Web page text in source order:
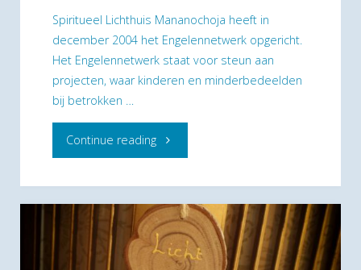
Spiritueel Lichthuis Mananochoja heeft in
december 2004 het Engelennetwerk opgericht.
Het Engelennetwerk staat voor steun aan
projecten, waar kinderen en minderbedeelden
bij betrokken …
Continue reading"Engelennetwerk"